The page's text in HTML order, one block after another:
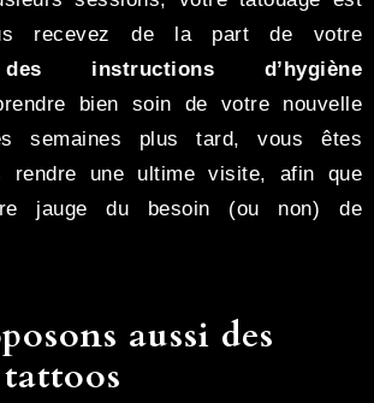
recevez de la part de votre
des instructions d’hygiène
bien soin de votre nouvelle
semaines plus tard, vous êtes
rendre une ultime visite, afin que
jauge du besoin (ou non) de
aussi des